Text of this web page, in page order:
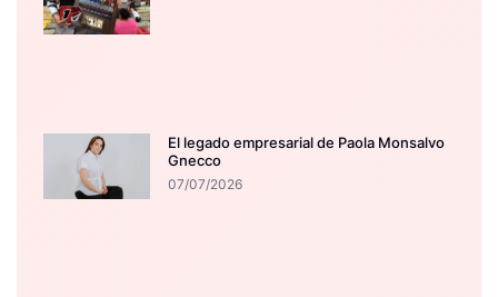
El legado empresarial de Paola Monsalvo
Gnecco
07/07/2026